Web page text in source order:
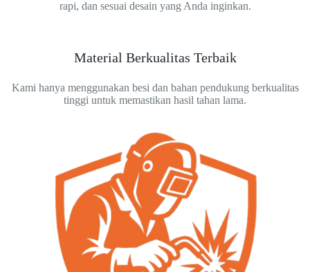
rapi, dan sesuai desain yang Anda inginkan.
Material Berkualitas Terbaik
Kami hanya menggunakan besi dan bahan pendukung berkualitas
tinggi untuk memastikan hasil tahan lama.